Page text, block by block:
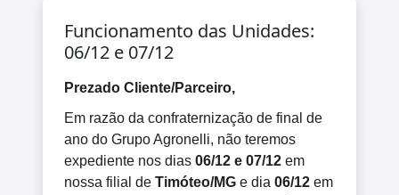
Funcionamento das Unidades:
06/12 e 07/12
Prezado Cliente/Parceiro,
Em razão da confraternização de final de
ano do Grupo Agronelli, não teremos
expediente nos dias 06/12 e 07/12 em
nossa filial de Timóteo/MG e dia 06/12 em